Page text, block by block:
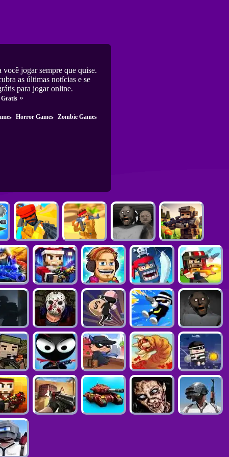
jogar sempre que quise.
as últimas notícias e se
para jogar online.
Gratis »
Horror Games Zombie Games